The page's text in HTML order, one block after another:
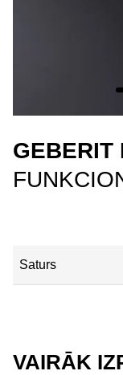
GEBERIT
Saturs
Plusi jūsu vannas
VAIRĀK